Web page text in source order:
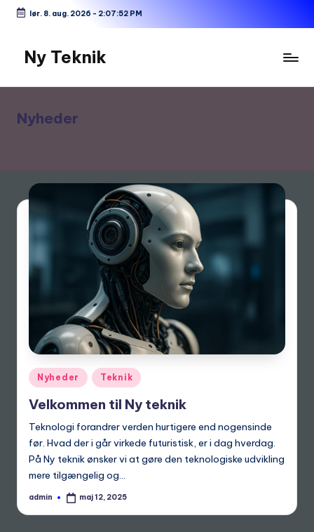
content
lør. 8. aug. 2026 - 2:07:52 PM
Ny Teknik
Nyheder
Posted
in
Nyheder Teknik
Velkommen til Ny teknik
Teknologi forandrer verden hurtigere end nogensinde
før. Hvad der i går virkede futuristisk, er i dag hverdag.
På Ny teknik ønsker vi at gøre den teknologiske udvikling
mere tilgængelig og…
Posted
admin maj 12, 2025